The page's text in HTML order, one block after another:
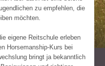
zu empfehlen, die
möchten.
eigene Reitschule erleben
Horsemanship-Kurs bei
bringt ja bekanntlich